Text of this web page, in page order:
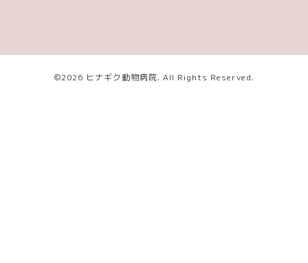
©2026 ヒナギク動物病院. All Rights Reserved.